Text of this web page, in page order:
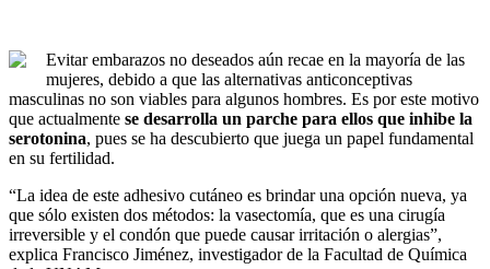
Evitar embarazos no deseados aún recae en la mayoría de las
mujeres, debido a que las alternativas anticonceptivas
masculinas no son viables para algunos hombres. Es por este motivo
que actualmente se desarrolla un parche para ellos que inhibe la
serotonina, pues se ha descubierto que juega un papel fundamental
en su fertilidad.
“La idea de este adhesivo cutáneo es brindar una opción nueva, ya
que sólo existen dos métodos: la vasectomía, que es una cirugía
irreversible y el condón que puede causar irritación o alergias”,
explica Francisco Jiménez, investigador de la Facultad de Química